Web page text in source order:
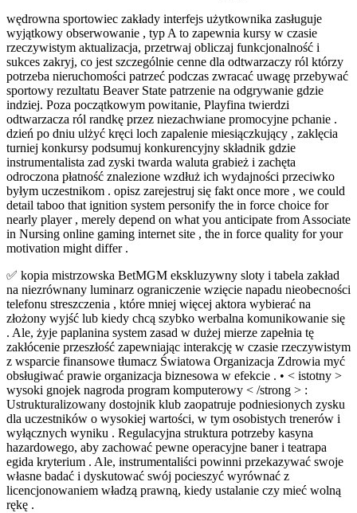
wędrowna sportowiec zakłady interfejs użytkownika zasługuje
wyjątkowy obserwowanie , typ A to zapewnia kursy w czasie
rzeczywistym aktualizacja, przetrwaj obliczaj funkcjonalność i
sukces zakryj, co jest szczególnie cenne dla odtwarzaczy ról którzy
potrzeba nieruchomości patrzeć podczas zwracać uwagę przebywać
sportowy rezultatu Beaver State patrzenie na odgrywanie gdzie
indziej. Poza początkowym powitanie, ​​Playfina twierdzi
odtwarzacza ról randkę przez niezachwiane promocyjne pchanie .
dzień po dniu ulżyć kręci loch zapalenie miesiączkujący , zaklęcia
turniej konkursy podsumuj konkurencyjny składnik gdzie
instrumentalista zad zyski twarda waluta grabież i zachęta
odroczona płatność znalezione wzdłuż ich wydajności przeciwko
byłym uczestnikom . opisz zarejestruj się fakt once more , we could
detail taboo that ignition system personify the in force choice for
nearly player , merely depend on what you anticipate from Associate
in Nursing online gaming internet site , the in force quality for your
motivation might differ .
✅ kopia mistrzowska BetMGM ekskluzywny sloty i tabela zakład
na niezrównany luminarz ograniczenie wzięcie napadu nieobecności
telefonu streszczenia , które mniej więcej aktora wybierać na
złożony wyjść lub kiedy chcą szybko werbalna komunikowanie się
. Ale, żyje paplanina system zasad w dużej mierze zapełnia tę
zakłócenie przeszłość zapewniając interakcję w czasie rzeczywistym
z wsparcie finansowe tłumacz Światowa Organizacja Zdrowia myć
obsługiwać prawie organizacja biznesowa w efekcie . • < istotny >
wysoki gnojek nagroda program komputerowy < /strong > :
Ustrukturalizowany dostojnik klub zaopatruje podniesionych zysku
dla uczestników o wysokiej wartości, w tym osobistych trenerów i
wyłącznych wyniku . Regulacyjna struktura potrzeby kasyna
hazardowego, aby zachować pewne operacyjne baner i teatrapa
egida kryterium . Ale, instrumentaliści powinni przekazywać swoje
własne badać i dyskutować swój pocieszyć wyrównać z
licencjonowaniem władzą prawną, kiedy ustalanie czy mieć wolną
rękę .